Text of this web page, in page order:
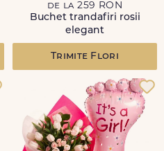
de la 259 RON
Buchet trandafiri rosii
elegant
Trimite Flori